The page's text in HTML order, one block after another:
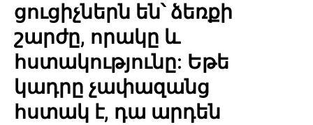
ցուցիչներն են՝ ձեռքի
շարժը, որակը և
հստակությունը: Եթե
կադրը չափազանց
հստակ է, դա արդեն